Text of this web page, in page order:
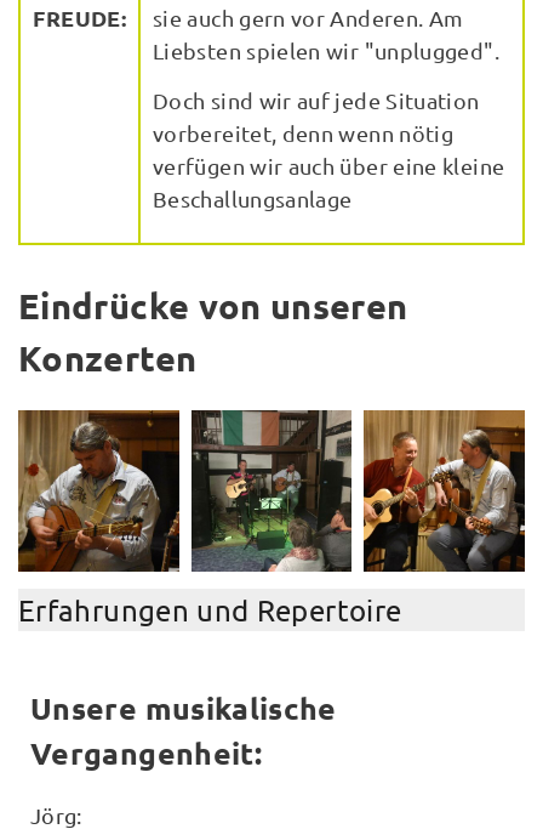
FREUDE:
sie auch gern vor Anderen. Am
Liebsten spielen wir "unplugged".
Doch sind wir auf jede Situation
vorbereitet, denn wenn nötig
verfügen wir auch über eine kleine
Beschallungsanlage
Eindrücke von unseren
Konzerten
Erfahrungen und Repertoire
Unsere musikalische
Vergangenheit:
Jörg: